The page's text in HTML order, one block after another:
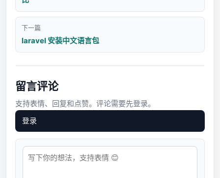
下一篇
laravel 安装中文语言包
留言评论
支持表情、回复和点赞。评论需要先登录。
登录